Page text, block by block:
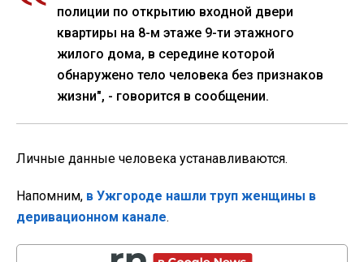
полиции по открытию входной двери
квартиры на 8-м этаже 9-ти этажного
жилого дома, в середине которой
обнаружено тело человека без признаков
жизни", - говорится в сообщении.
Личные данные человека устанавливаются.
Напомним, в Ужгороде нашли труп женщины в
деривационном канале.